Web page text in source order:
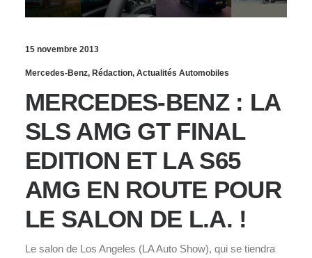
15 novembre 2013
Mercedes-Benz, Rédaction, Actualités Automobiles
MERCEDES-BENZ : LA
SLS AMG GT FINAL
EDITION ET LA S65
AMG EN ROUTE POUR
LE SALON DE L.A. !
Le salon de Los Angeles (LA Auto Show), qui se tiendra